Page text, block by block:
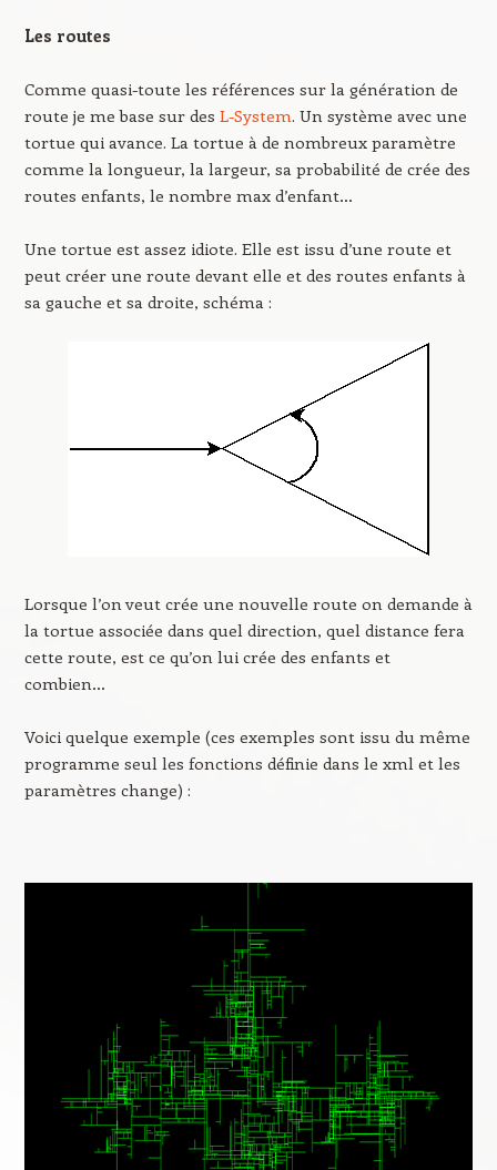
Les routes
Comme quasi-toute les références sur la génération de
route je me base sur des L-System. Un système avec une
tortue qui avance. La tortue à de nombreux paramètre
comme la longueur, la largeur, sa probabilité de crée des
routes enfants, le nombre max d’enfant…
Une tortue est assez idiote. Elle est issu d’une route et
peut créer une route devant elle et des routes enfants à
sa gauche et sa droite, schéma :
Lorsque l’on veut crée une nouvelle route on demande à
la tortue associée dans quel direction, quel distance fera
cette route, est ce qu’on lui crée des enfants et
combien…
Voici quelque exemple (ces exemples sont issu du même
programme seul les fonctions définie dans le xml et les
paramètres change) :